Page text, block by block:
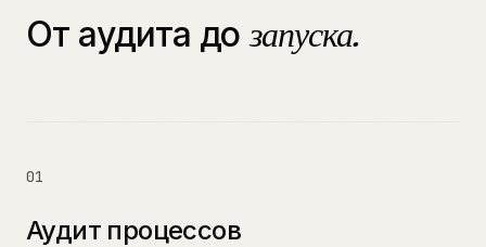
От аудита дозапуска.
01
Аудит процессов